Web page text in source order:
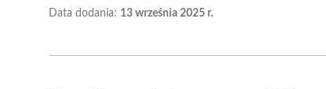
Data dodania: 13 września 2025 r.